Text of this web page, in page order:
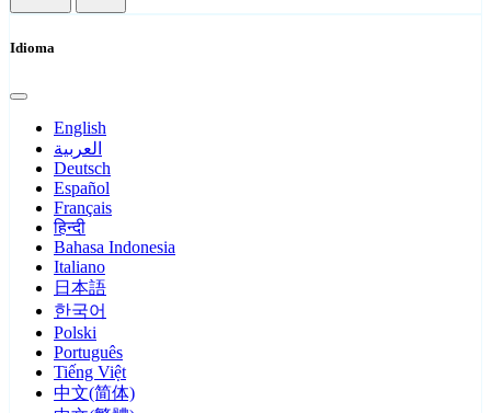
Idioma
English
العربية
Deutsch
Español
Français
हिन्दी
Bahasa Indonesia
Italiano
日本語
한국어
Polski
Português
Tiếng Việt
中文(简体)